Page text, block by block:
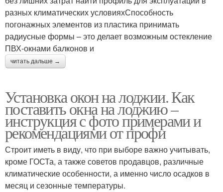
разных климатических условияхСпособность
погонажных элементов из пластика принимать
радиусные формы – это делает возможным остекление
ПВХ-окнами балконов и
читать дальше →
Установка окон на лоджии. Как
поставить окна на лоджию –
инструкция с фото примерами и
рекомендациями от профи
Строит иметь в виду, что при выборе важно учитывать,
кроме ГОСТа, а также советов продавцов, различные
климатические особенности, а именно число осадков в
месяц и сезонные температуры.